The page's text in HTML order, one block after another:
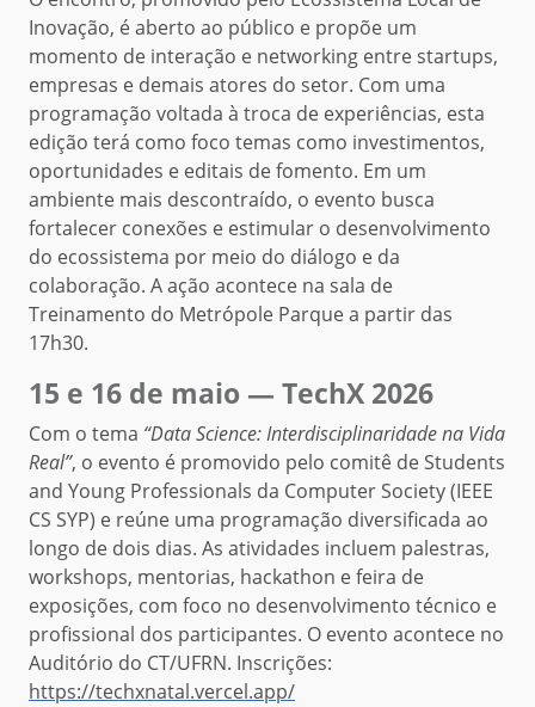
Inovação, é aberto ao público e propõe um
momento de interação e networking entre startups,
empresas e demais atores do setor. Com uma
programação voltada à troca de experiências, esta
edição terá como foco temas como investimentos,
oportunidades e editais de fomento. Em um
ambiente mais descontraído, o evento busca
fortalecer conexões e estimular o desenvolvimento
do ecossistema por meio do diálogo e da
colaboração. A ação acontece na sala de
Treinamento do Metrópole Parque a partir das
17h30.
15 e 16 de maio — TechX 2026
Com o tema “Data Science: Interdisciplinaridade na Vida
Real”, o evento é promovido pelo comitê de Students
and Young Professionals da Computer Society (IEEE
CS SYP) e reúne uma programação diversificada ao
longo de dois dias. As atividades incluem palestras,
workshops, mentorias, hackathon e feira de
exposições, com foco no desenvolvimento técnico e
profissional dos participantes. O evento acontece no
Auditório do CT/UFRN. Inscrições:
https://techxnatal.vercel.app/